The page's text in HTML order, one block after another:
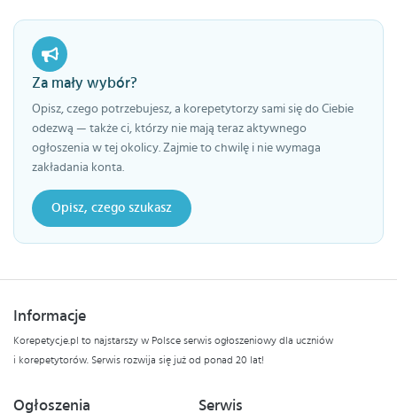
Za mały wybór?
Opisz, czego potrzebujesz, a korepetytorzy sami się do Ciebie
odezwą — także ci, którzy nie mają teraz aktywnego
ogłoszenia w tej okolicy. Zajmie to chwilę i nie wymaga
zakładania konta.
Opisz, czego szukasz
Informacje
Korepetycje.pl to najstarszy w Polsce serwis ogłoszeniowy dla uczniów
i korepetytorów. Serwis rozwija się już od ponad 20 lat!
Ogłoszenia Serwis